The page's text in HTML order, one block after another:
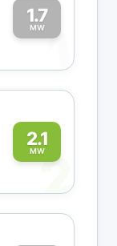
1.7
MW1
2.1
MW2